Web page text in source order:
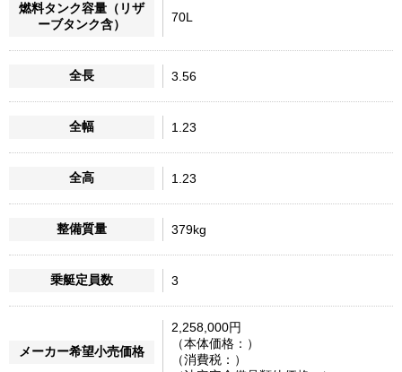
燃料タンク容量（リザ
ーブタンク含）
70L
全長 3.56
全幅 1.23
全高 1.23
整備質量 379kg
乗艇定員数 3
メーカー希望小売価格
2,258,000円
（本体価格：）
（消費税：）